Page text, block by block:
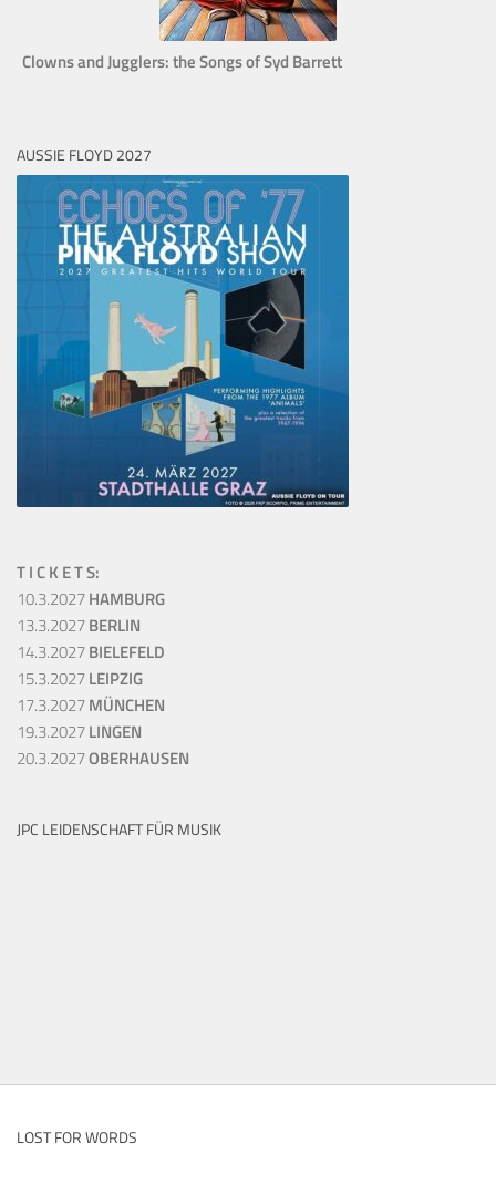
Clowns and Jugglers: the Songs of Syd Barrett
AUSSIE FLOYD 2027
T I C K E T S:
10.3.2027HAMBURG
13.3.2027BERLIN
14.3.2027BIELEFELD
15.3.2027LEIPZIG
17.3.2027MÜNCHEN
19.3.2027LINGEN
20.3.2027OBERHAUSEN
JPC LEIDENSCHAFT FÜR MUSIK
LOST FOR WORDS